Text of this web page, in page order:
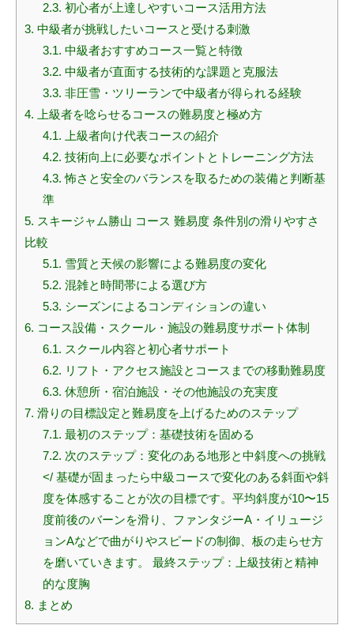
2.3. 初心者が上達しやすいコース活用方法
3. 中級者が挑戦したいコースと受ける刺激
3.1. 中級者おすすめコース一覧と特徴
3.2. 中級者が直面する技術的な課題と克服法
3.3. 非圧雪・ツリーランで中級者が得られる経験
4. 上級者を唸らせるコースの難易度と極め方
4.1. 上級者向け代表コースの紹介
4.2. 技術向上に必要なポイントとトレーニング方法
4.3. 怖さと安全のバランスを取るための装備と判断基
準
5. スキージャム勝山 コース 難易度 条件別の滑りやすさ
比較
5.1. 雪質と天候の影響による難易度の変化
5.2. 混雑と時間帯による選び方
5.3. シーズンによるコンディションの違い
6. コース設備・スクール・施設の難易度サポート体制
6.1. スクール内容と初心者サポート
6.2. リフト・アクセス施設とコースまでの移動難易度
6.3. 休憩所・宿泊施設・その他施設の充実度
7. 滑りの目標設定と難易度を上げるためのステップ
7.1. 最初のステップ：基礎技術を固める
7.2. 次のステップ：変化のある地形と中斜度への挑戦
</ 基礎が固まったら中級コースで変化のある斜面や斜
度を体感することが次の目標です。平均斜度が10〜15
度前後のバーンを滑り、ファンタジーA・イリュージ
ョンAなどで曲がりやスピードの制御、板の走らせ方
を磨いていきます。 最終ステップ：上級技術と精神
的な度胸
8. まとめ